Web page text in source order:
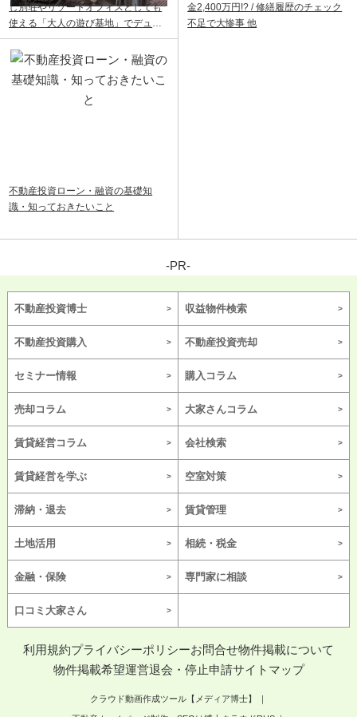
し別荘やリゾートオフィスとしても
使える「大人の遊び基地」でデュア
ルライフ
金2,400万円!? / 修繕履歴のチェック
不足で大惨事 他
不動産投資ローン・融資の基礎知
識・知っておきたいこと
-PR-
不動産投資博士 収益物件検索
不動産投資購入 不動産投資売却
セミナー情報 購入コラム
売却コラム 大家さんコラム
賃貸経営コラム 会社検索
賃貸経営を学ぶ 空室対策
滞納・退去 賃貸管理
土地活用 相続・税金
金融・保険 専門家に相談
口コミ大家さん
利用規約プライバシーポリシーお問合せ物件掲載について
物件掲載希望運営退会・停止申請サイトマップ
クラウド動画作成ツール【メディア博士】